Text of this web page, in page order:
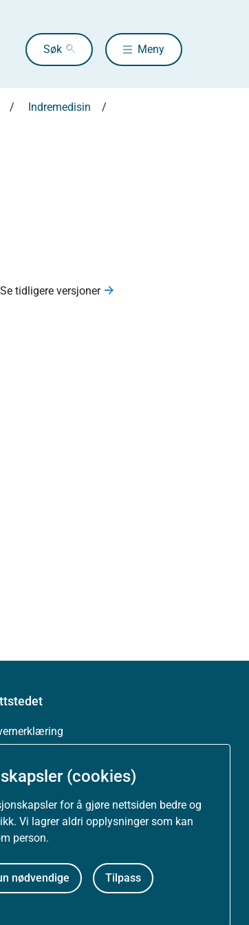
(cookies)
for å gjøre nettsiden bedre og
Vi lagrer aldri opplysninger som kan
person.
nødvendige Tilpass
Søk Meny
Indremedisin
Se tidligere versjoner
(uustatus.no)
og informasjonskapsler
og abonnement
(API)